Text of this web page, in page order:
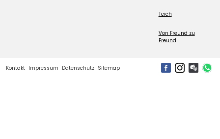
Teich
Von Freund zu
Freund
Kontakt Impressum Datenschutz Sitemap